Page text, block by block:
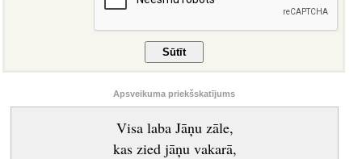
Apsveikuma priekšskatījums
Visa laba Jāņu zāle,
kas zied jāņu vakarā,